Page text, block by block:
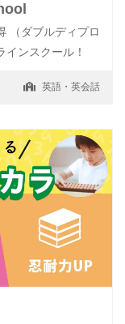
（ダブルディプロ
ンスクール！
英語・英会話